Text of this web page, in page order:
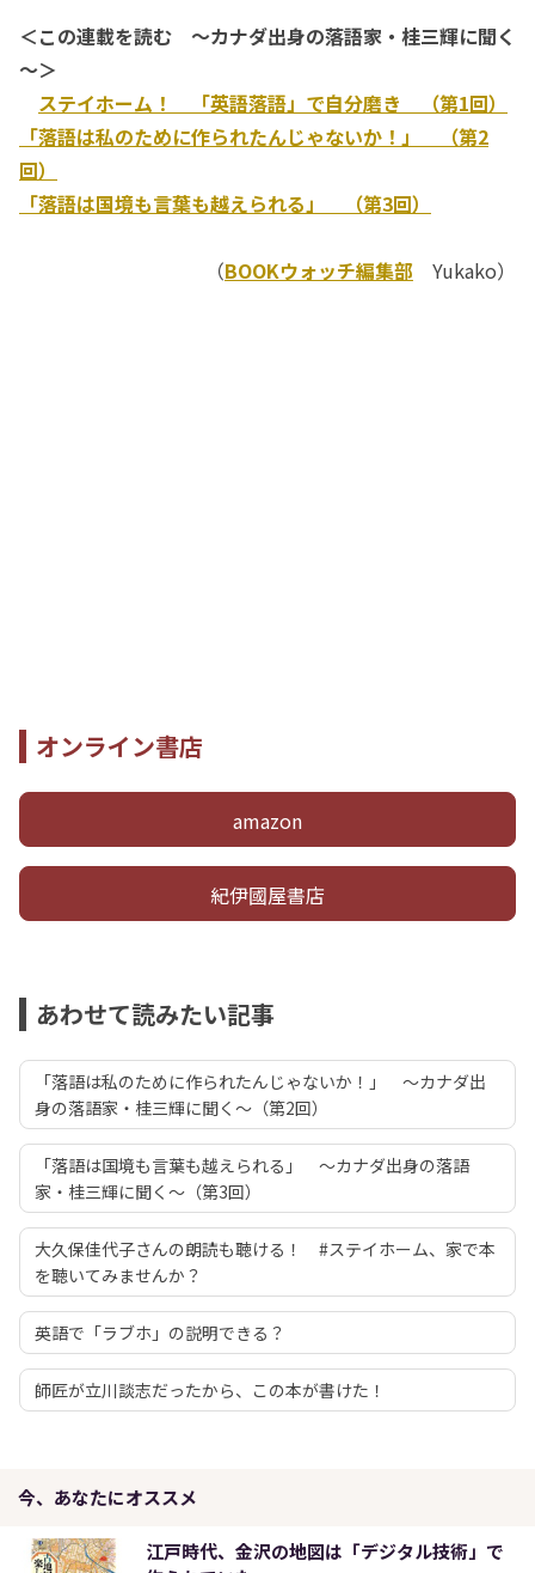
＜この連載を読む ～カナダ出身の落語家・桂三輝に聞く
～＞
ステイホーム！ 「英語落語」で自分磨き （第1回）
「落語は私のために作られたんじゃないか！」 （第2
回）
「落語は国境も言葉も越えられる」 （第3回）
（BOOKウォッチ編集部 Yukako）
オンライン書店
amazon
紀伊國屋書店
あわせて読みたい記事
「落語は私のために作られたんじゃないか！」 ～カナダ出
身の落語家・桂三輝に聞く～（第2回）
「落語は国境も言葉も越えられる」 ～カナダ出身の落語
家・桂三輝に聞く～（第3回）
大久保佳代子さんの朗読も聴ける！ #ステイホーム、家で本
を聴いてみませんか？
英語で「ラブホ」の説明できる？
師匠が立川談志だったから、この本が書けた！
今、あなたにオススメ
江戸時代、金沢の地図は「デジタル技術」で